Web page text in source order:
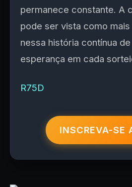
permanece constante. A
pode ser vista como
nessa história contínua
esperança em cada
R75D
INSCREVA-SE